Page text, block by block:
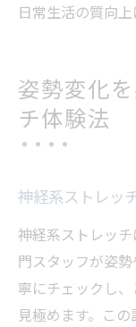
日常生活の質向上
姿勢変化
チ体験法
神経系ストレッ
神経系ストレッ
門スタッフが姿
寧にチェックし
見極めます。こ